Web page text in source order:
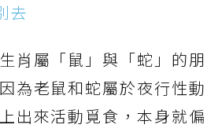
去
肖屬「鼠」與「蛇」的朋
為老鼠和蛇屬於夜行性動
出來活動覓食，本身就偏